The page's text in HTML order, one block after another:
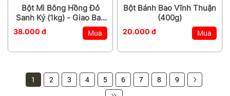
Bột Mì Bông Hồng Đỏ
Sanh Ký (1kg) - Giao Bao
Bì Ngẫu Nhiên
38.000 đ Mua
Bột Bánh Bao Vĩnh Thuận
(400g)
20.000 đ Mua
1 2 3 4 5 6 7 8 9